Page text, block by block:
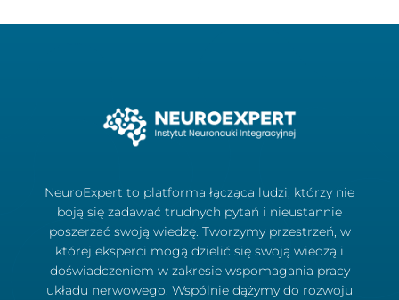
NeuroExpert to platforma łącząca ludzi, którzy nie
boją się zadawać trudnych pytań i nieustannie
poszerzać swoją wiedzę. Tworzymy przestrzeń, w
której eksperci mogą dzielić się swoją wiedzą i
doświadczeniem w zakresie wspomagania pracy
układu nerwowego. Wspólnie dążymy do rozwoju